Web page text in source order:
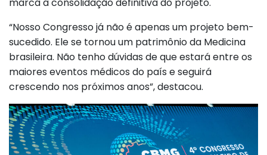
“Nosso Congresso já não é apenas um projeto bem-
sucedido. Ele se tornou um patrimônio da Medicina
brasileira. Não tenho dúvidas de que estará entre os
maiores eventos médicos do país e seguirá
crescendo nos próximos anos”, destacou.